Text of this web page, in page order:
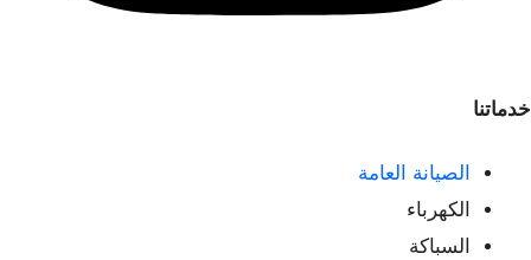
خدماتنا
الصيانة العامة
الكهرباء
السباكة